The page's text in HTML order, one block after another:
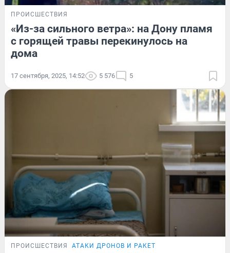
ПРОИСШЕСТВИЯ
«Из-за сильного ветра»: на Дону пламя
с горящей травы перекинулось на
дома
17 сентября, 2025, 14:52 5 576 5
ПРОИСШЕСТВИЯ АТАКИ ДРОНОВ И РАКЕТ